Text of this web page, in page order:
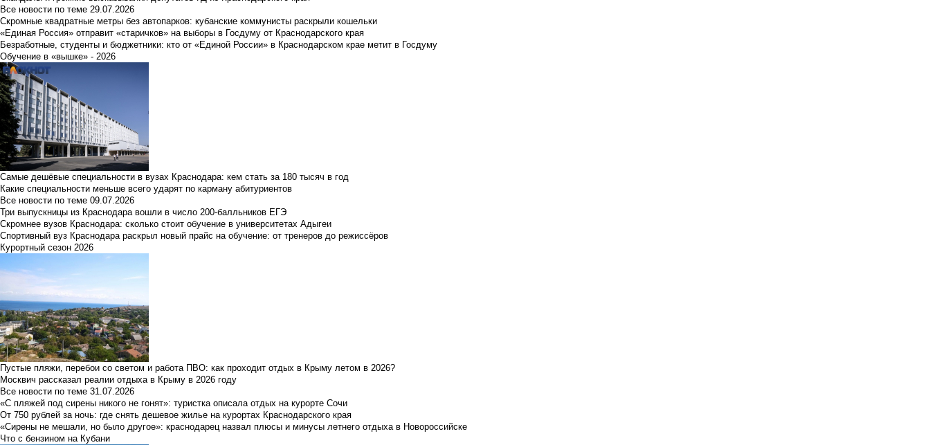
Все новости по теме 29.07.2026
Скромные квадратные метры без автопарков: кубанские коммунисты раскрыли кошельки
«Единая Россия» отправит «старичков» на выборы в Госдуму от Краснодарского края
Безработные, студенты и бюджетники: кто от «Единой России» в Краснодарском крае метит в Госдуму
Обучение в «вышке» - 2026
Самые дешёвые специальности в вузах Краснодара: кем стать за 180 тысяч в год
Какие специальности меньше всего ударят по карману абитуриентов
Все новости по теме 09.07.2026
Три выпускницы из Краснодара вошли в число 200-балльников ЕГЭ
Скромнее вузов Краснодара: сколько стоит обучение в университетах Адыгеи
Спортивный вуз Краснодара раскрыл новый прайс на обучение: от тренеров до режиссёров
Курортный сезон 2026
Пустые пляжи, перебои со светом и работа ПВО: как проходит отдых в Крыму летом в 2026?
Москвич рассказал реалии отдыха в Крыму в 2026 году
Все новости по теме 31.07.2026
«С пляжей под сирены никого не гонят»: туристка описала отдых на курорте Сочи
От 750 рублей за ночь: где снять дешевое жилье на курортах Краснодарского края
«Сирены не мешали, но было другое»: краснодарец назвал плюсы и минусы летнего отдыха в Новороссийске
Что с бензином на Кубани